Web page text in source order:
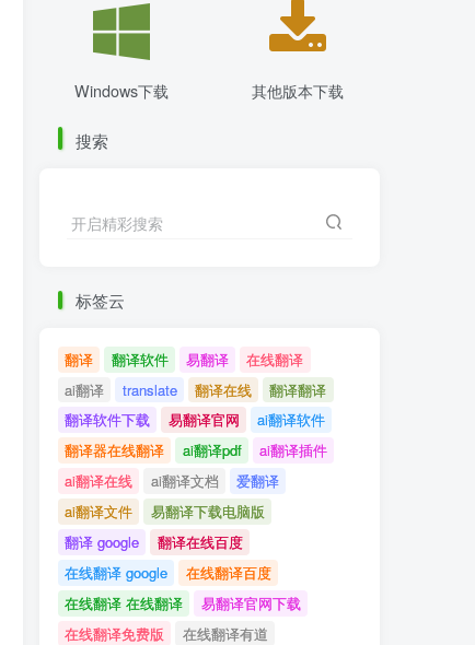
Windows下载 其他版本下载
搜索
开启精彩搜索
标签云
翻译 翻译软件 易翻译
在线翻译
ai翻译
translate 翻译在线
翻译翻译
翻译软件下载
易翻译官网
ai翻译软件
翻译器在线翻译
ai翻译pdf
ai翻译插件
ai翻译在线
ai翻译文档
爱翻译
ai翻译文件
易翻译下载电脑版
翻译 google
翻译在线百度
在线翻译 google
在线翻译百度
在线翻译 在线翻译
易翻译官网下载
在线翻译免费版
在线翻译有道